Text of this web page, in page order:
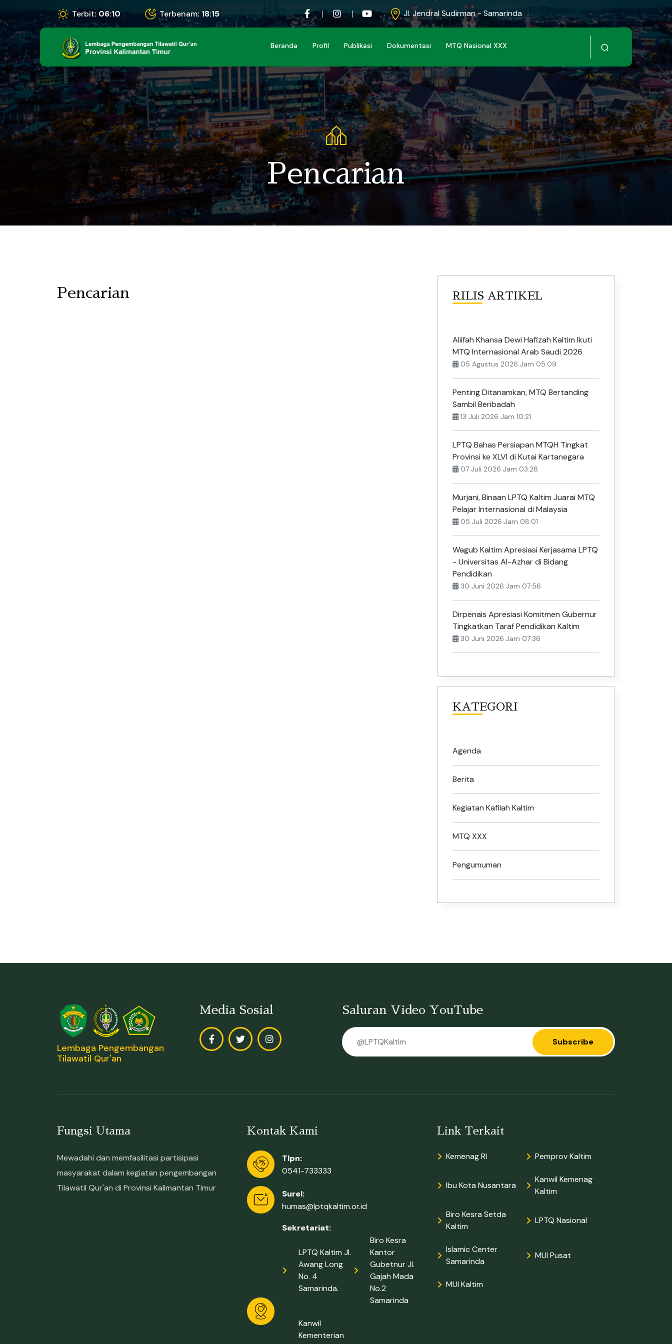
Terbit: 06:10 Terbenam: 18:15 Jl. Jendral Sudirman - Samarinda
Beranda Profil Publikasi Dokumentasi MTQ Nasional XXX
Pencarian
Pencarian RILIS ARTIKEL
Aliifah Khansa Dewi Hafizah Kaltim Ikuti
MTQ Internasional Arab Saudi 2026
05 Agustus 2026 Jam 05:09
Penting Ditanamkan, MTQ Bertanding
Sambil Beribadah
13 Juli 2026 Jam 10:21
LPTQ Bahas Persiapan MTQH Tingkat
Provinsi ke XLVI di Kutai Kartanegara
07 Juli 2026 Jam 03:28
Murjani, Binaan LPTQ Kaltim Juarai MTQ
Pelajar Internasional di Malaysia
05 Juli 2026 Jam 08:01
Wagub Kaltim Apresiasi Kerjasama LPTQ
- Universitas Al-Azhar di Bidang
Pendidikan
30 Juni 2026 Jam 07:56
Dirpenais Apresiasi Komitmen Gubernur
Tingkatkan Taraf Pendidikan Kaltim
30 Juni 2026 Jam 07:36
KATEGORI
Agenda
Berita
Kegiatan Kafilah Kaltim
MTQ XXX
Pengumuman
Lembaga Pengembangan
Tilawatil Qur'an
Media Sosial Saluran Video YouTube
Subscribe
Fungsi Utama
Mewadahi dan memfasilitasi partisipasi
masyarakat dalam kegiatan pengembangan
Tilawatil Qur'an di Provinsi Kalimantan Timur
Kontak Kami
Tlpn:
0541-733333
Surel:
humas@lptqkaltim.or.id
Sekretariat:
LPTQ Kaltim Jl.
Awang Long
No. 4
Samarinda.
Biro Kesra
Kantor
Gubetnur Jl.
Gajah Mada
No.2
Samarinda
Kanwil
Kementerian
Link Terkait
Kemenag RI Pemprov Kaltim
Ibu Kota Nusantara
Kanwil Kemenag
Kaltim
Biro Kesra Setda
Kaltim
LPTQ Nasional
Islamic Center
Samarinda
MUI Pusat
MUI Kaltim